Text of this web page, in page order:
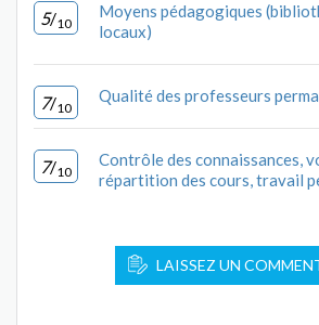
5/10
Moyens pédagogiques
locaux)
7/10
Qualité des professeurs
7/10
Contrôle des connaissances,
répartition des cours, travail
LAISSEZ UN